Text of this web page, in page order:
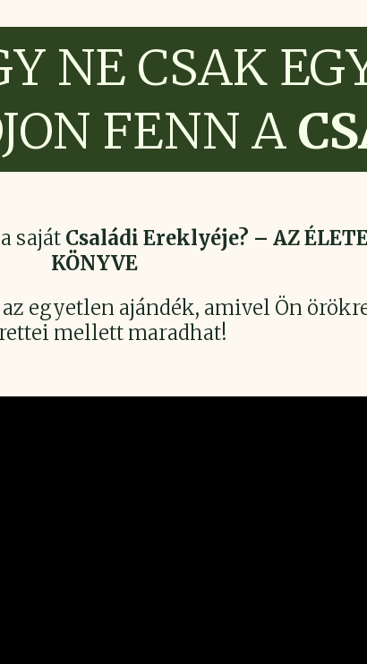
NE CSAK
FENN A
saját Családi Ereklyéje? – AZ
KÖNYVE
egyetlen ajándék, amivel Ön
mellett maradhat!